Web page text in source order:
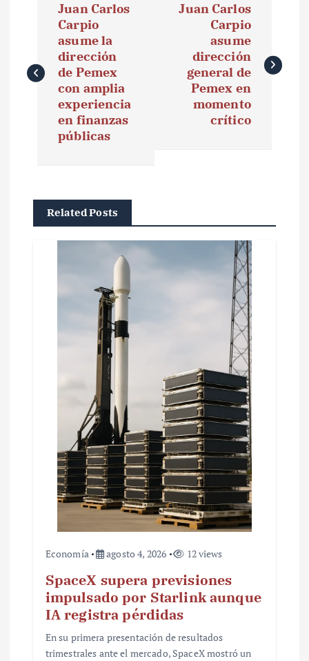
e
Juan Carlos
Carpio
asume la
dirección
de Pemex
con amplia
experiencia
en finanzas
públicas
Juan Carlos
Carpio
asume
dirección
general de
Pemex en
momento
crítico
Related Posts
Economía agosto 4, 2026 12 views
SpaceX supera previsiones
impulsado por Starlink aunque
IA registra pérdidas
En su primera presentación de resultados
trimestrales ante el mercado, SpaceX mostró un